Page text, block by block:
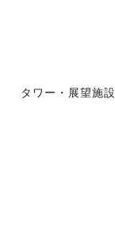
タワー・展望施設